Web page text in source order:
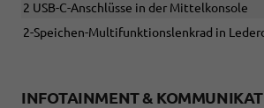
2 USB-C-Anschlüsse in der Mittelkonsole
2-Speichen-Multifunktionslenkrad in
INFOTAINMENT &